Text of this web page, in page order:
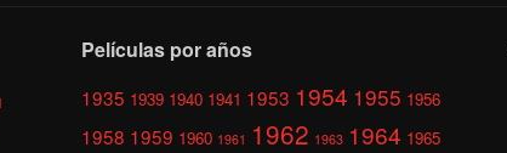
Películas por años
1935 1939 1940 1941 1953 1954 1955 1956
1958 1959 1960 1961 1962 1963 1964 1965